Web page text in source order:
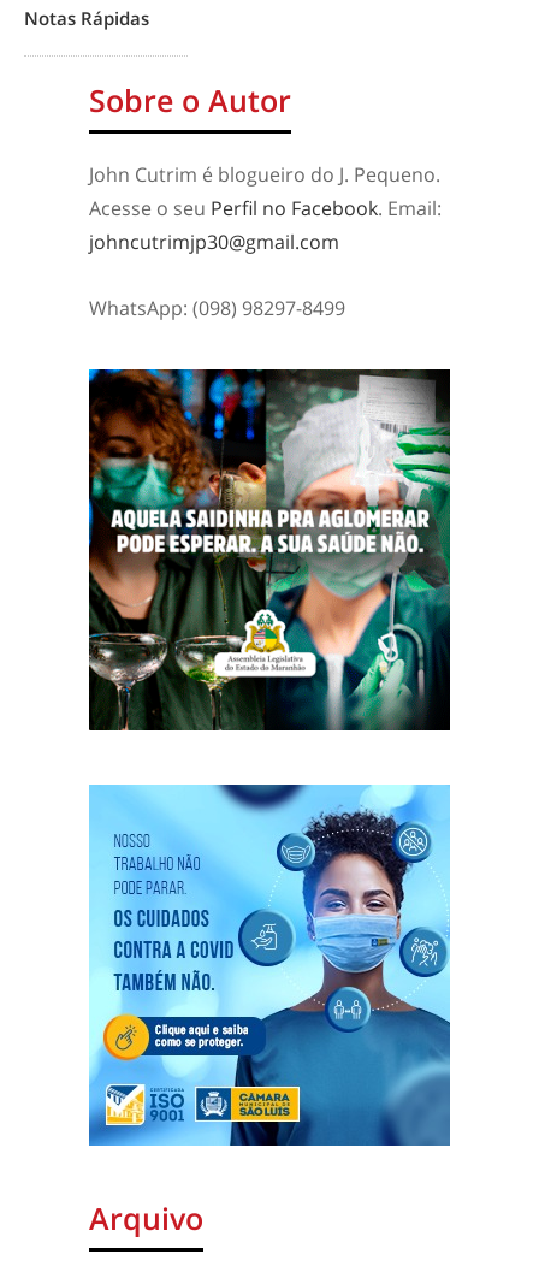
Notas Rápidas
Sobre o Autor
John Cutrim é blogueiro do J. Pequeno.
Acesse o seu Perfil no Facebook. Email:
johncutrimjp30@gmail.com
WhatsApp: (098) 98297-8499
Arquivo